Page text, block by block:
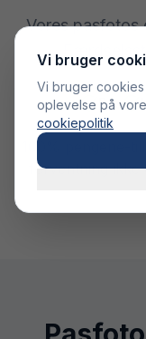
Vores
Pas
100% pengene-
forventning
Vi bruger
Vi bruger
oplevelse på
cookiepolitik